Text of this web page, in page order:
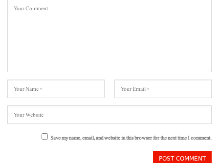
Save my name, email, and website in this browser for the next time I comment.